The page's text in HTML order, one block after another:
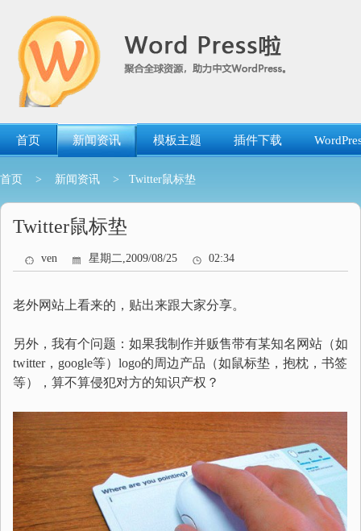
首页 新闻资讯 模板主题 插件下载
首页 > 新闻资讯 > Twitter鼠标垫
Twitter鼠标垫
ven 星期二,2009/08/25 02:34
老外网站上看来的，贴出来跟大家分享。
另外，我有个问题：如果我制作并贩售带有某知名网站（如
twitter，google等）logo的周边产品（如鼠标垫，抱枕，书签
等），算不算侵犯对方的知识产权？